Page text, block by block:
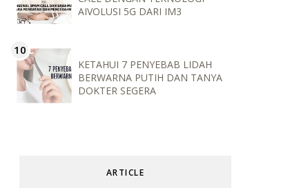
AIVOLUSI 5G DARI IM3
KETAHUI 7 PENYEBAB LIDAH
BERWARNA PUTIH DAN TANYA
DOKTER SEGERA
ARTICLE